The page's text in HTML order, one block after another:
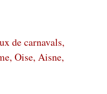
de carnavals,
Oise, Aisne,